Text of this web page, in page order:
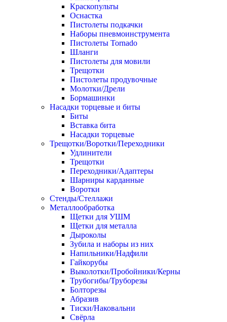
Краскопульты
Оснастка
Пистолеты подкачки
Наборы пневмоинструмента
Пистолеты Tornado
Шланги
Пистолеты для мовили
Трещотки
Пистолеты продувочные
Молотки/Дрели
Бормашинки
Насадки торцевые и биты
Биты
Вставка бита
Насадки торцевые
Трещотки/Воротки/Переходники
Удлинители
Трещотки
Переходники/Адаптеры
Шарниры карданные
Воротки
Стенды/Стеллажи
Металлообработка
Щетки для УШМ
Щетки для металла
Дыроколы
Зубила и наборы из них
Напильники/Надфили
Гайкорубы
Выколотки/Пробойники/Керны
Трубогибы/Труборезы
Болторезы
Абразив
Тиски/Наковальни
Свёрла